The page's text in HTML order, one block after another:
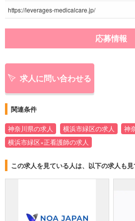
https://leverages-medicalcare.jp/
応募情報
求人に問い合わせる
関連条件
神奈川県の求人 横浜市緑区の求人
神
横浜市緑区×正看護師の求人
この求人を見ている人は、以下の求人も